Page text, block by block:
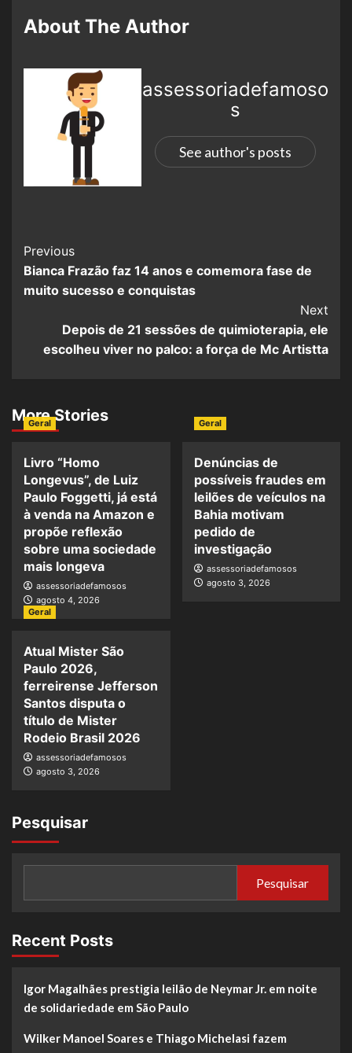
About The Author
assessoriadefamoso
s
See author's posts
Previous
Bianca Frazão faz 14 anos e comemora fase de
muito sucesso e conquistas
Next
Depois de 21 sessões de quimioterapia, ele
escolheu viver no palco: a força de Mc Artistta
More Stories
Geral
Livro “Homo
Longevus”, de Luiz
Paulo Foggetti, já está
à venda na Amazon e
propõe reflexão
sobre uma sociedade
mais longeva
assessoriadefamosos
agosto 4, 2026
Geral
Denúncias de
possíveis fraudes em
leilões de veículos na
Bahia motivam
pedido de
investigação
assessoriadefamosos
agosto 3, 2026
Geral
Atual Mister São
Paulo 2026,
ferreirense Jefferson
Santos disputa o
título de Mister
Rodeio Brasil 2026
assessoriadefamosos
agosto 3, 2026
Pesquisar
Pesquisar
Recent Posts
Igor Magalhães prestigia leilão de Neymar Jr. em noite
de solidariedade em São Paulo
Wilker Manoel Soares e Thiago Michelasi fazem